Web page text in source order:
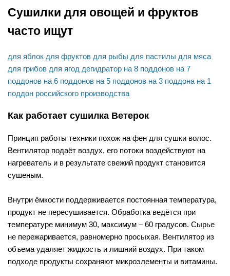
Сушилки для овощей и фруктов
часто ищут
для яблок для фруктов для рыбы для пастилы для мяса
для грибов для ягод дегидратор на 8 поддонов на 7
поддонов на 6 поддонов на 5 поддонов на 3 поддона на 1
поддон российского производства
Как работает сушилка Ветерок
Принцип работы техники похож на фен для сушки волос.
Вентилятор подаёт воздух, его потоки воздействуют на
нагреватель и в результате свежий продукт становится
сушеным.
Внутри ёмкости поддерживается постоянная температура,
продукт не пересушивается. Обработка ведётся при
температуре минимум 30, максимум – 60 градусов. Сырье
не пережаривается, равномерно просыхая. Вентилятор из
объема удаляет жидкость и лишний воздух. При таком
подходе продукты сохраняют микроэлементы и витамины.